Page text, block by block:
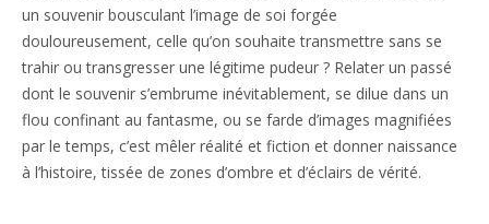
un souvenir bousculant l’image de soi forgée
douloureusement, celle qu’on souhaite transmettre sans se
trahir ou transgresser une légitime pudeur ? Relater un passé
dont le souvenir s’embrume inévitablement, se dilue dans un
flou confinant au fantasme, ou se farde d’images magnifiées
par le temps, c’est mêler réalité et fiction et donner naissance
à l’histoire, tissée de zones d’ombre et d’éclairs de vérité.